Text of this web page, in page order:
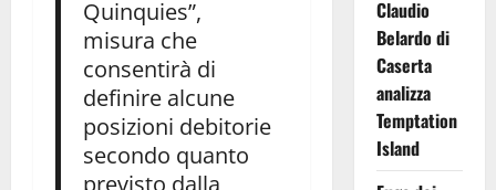
Quinquies”,
misura che
consentirà di
definire alcune
posizioni debitorie
secondo quanto
previsto dalla
Claudio
Belardo di
Caserta
analizza
Temptation
Island